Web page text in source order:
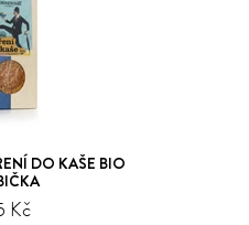
DO KAŠE BIO
Kč